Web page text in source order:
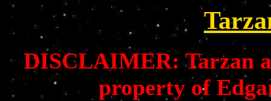
DISCLAIMER: Tarzan
property of